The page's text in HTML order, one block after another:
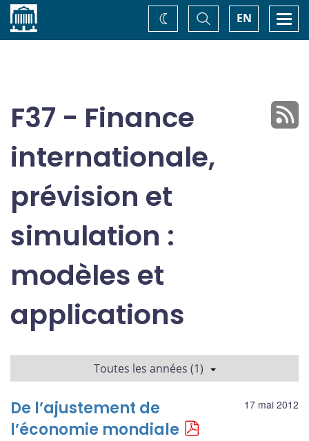
Accueil EN
Basculer
la
recherche
Changez
de
F37 - Finance
internationale,
prévision et
simulation :
modèles et
applications
Toutes les années (1)
17 mai 2012
De l’ajustement de
l’économie mondiale